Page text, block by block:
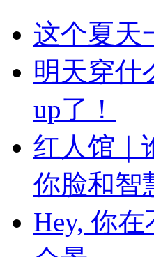
这个夏天
明天穿什
up了！
红人馆｜
你脸和智
Hey, 你